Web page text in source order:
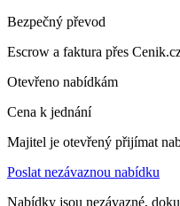
Bezpečný převod
Escrow a faktura přes
Otevřeno nabídkám
Cena k jednání
Majitel je otevřený přijímat
Poslat nezávaznou nabídku
Nabídky jsou nezávazné,